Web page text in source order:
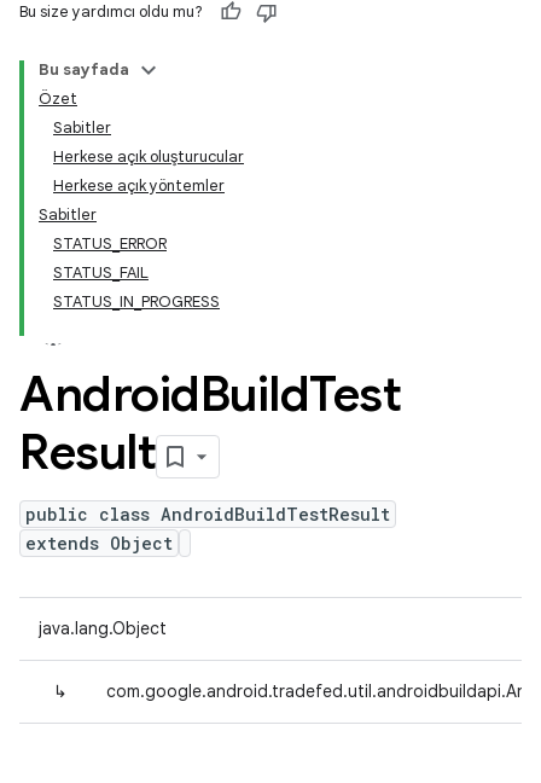
Bu size yardımcı oldu mu?
Bu sayfada
Özet
Sabitler
Herkese açık oluşturucular
Herkese açık yöntemler
Sabitler
STATUS_ERROR
STATUS_FAIL
STATUS_IN_PROGRESS
AndroidBuildTest
Result
public class AndroidBuildTestResult
extends Object
java.lang.Object
↳